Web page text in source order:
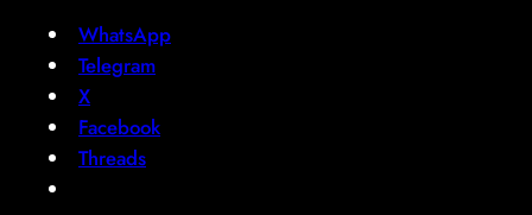
WhatsApp
Telegram
X
Facebook
Threads